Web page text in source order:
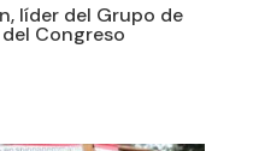
líder del Grupo de
Congreso